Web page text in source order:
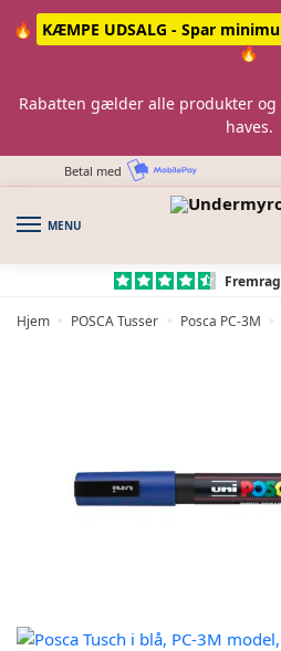
🔥
KÆMPE UDSALG - Spar
🔥
Rabatten gælder alle produkter
haves.
Betal med
MENU
Hjem » POSCA Tusser » Posca PC-3M »